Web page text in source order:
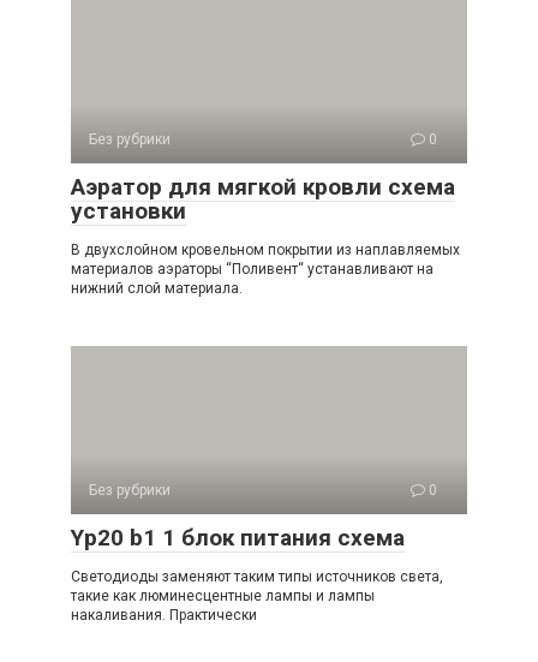
Без рубрики 0
Аэратор для мягкой кровли схема
установки
В двухслойном кровельном покрытии из наплавляемых
материалов аэраторы “Поливент“ устанавливают на
нижний слой материала.
Без рубрики 0
Yp20 b1 1 блок питания схема
Светодиоды заменяют таким типы источников света,
такие как люминесцентные лампы и лампы
накаливания. Практически